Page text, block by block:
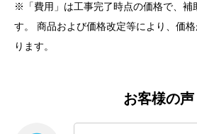
※「費用」は工事完了時点の価格で、補
す。 商品および価格改定等により、価
ります。
お客様の声